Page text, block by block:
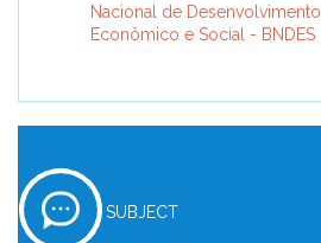
Nacional de Desenvolvimento
Econômico e Social - BNDES
SUBJECT